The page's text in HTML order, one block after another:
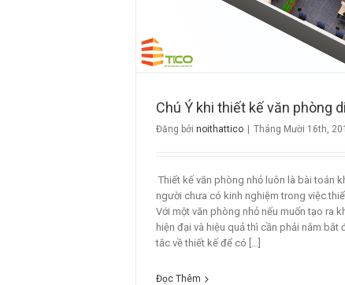
Chú Ý khi thiết kế văn phòng
Đăng bởi noithattico | Tháng Mười 16th,
Thiết kế văn phòng nhỏ luôn là bài toán
người chưa có kinh nghiệm trong việc
Với một văn phòng nhỏ nếu muốn tạo ra
hiện đại và hiệu quả thì cần phải nắm bắt
tắc về thiết kế để có [...]
Đọc Thêm